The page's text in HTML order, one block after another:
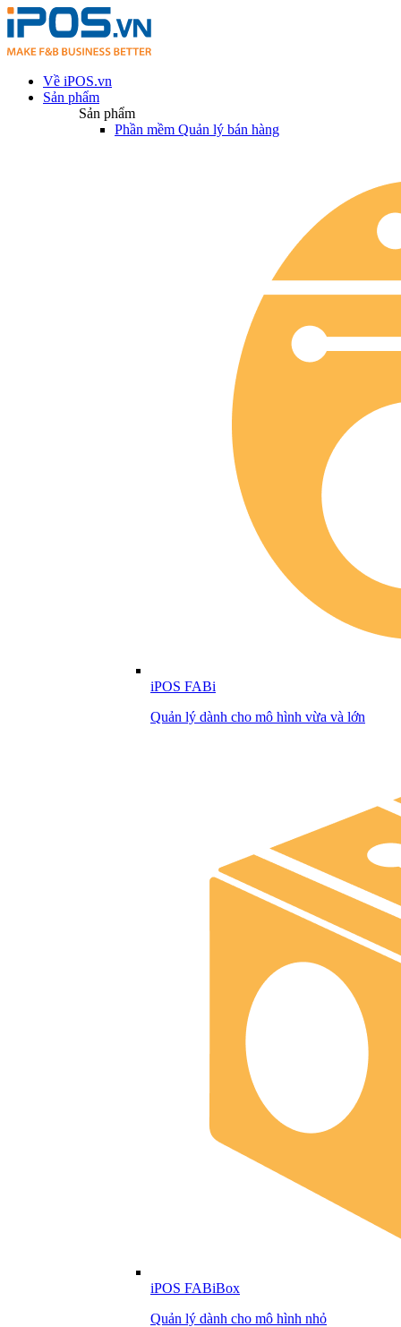
Về iPOS.vn
Sản phẩm
Sản phẩm
Phần mềm Quản lý bán hàng
iPOS FABi
Quản lý dành cho mô hình vừa và lớn
iPOS FABiBox
Quản lý dành cho mô hình nhỏ